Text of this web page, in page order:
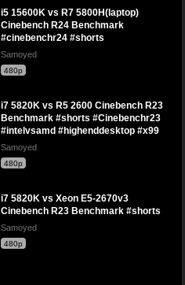
i5 15600K vs R7 5800H(laptop)
Cinebench R24 Benchmark
#cinebenchr24 #shorts
Samoyed
480p
i7 5820K vs R5 2600 Cinebench R23
Benchmark #shorts #Cinebenchr23
#intelvsamd #highenddesktop #x99
Samoyed
480p
i7 5820K vs Xeon E5-2670v3
Cinebench R23 Benchmark #shorts
Samoyed
480p